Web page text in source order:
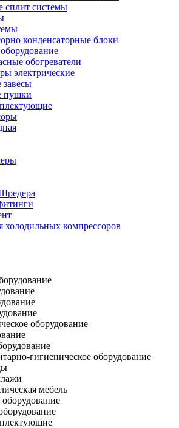
сплит системы
конденсаторные блоки
обогреватели
электрические
пушки
холодильных компрессоров
оборудование
гигиеническое оборудование
мебель